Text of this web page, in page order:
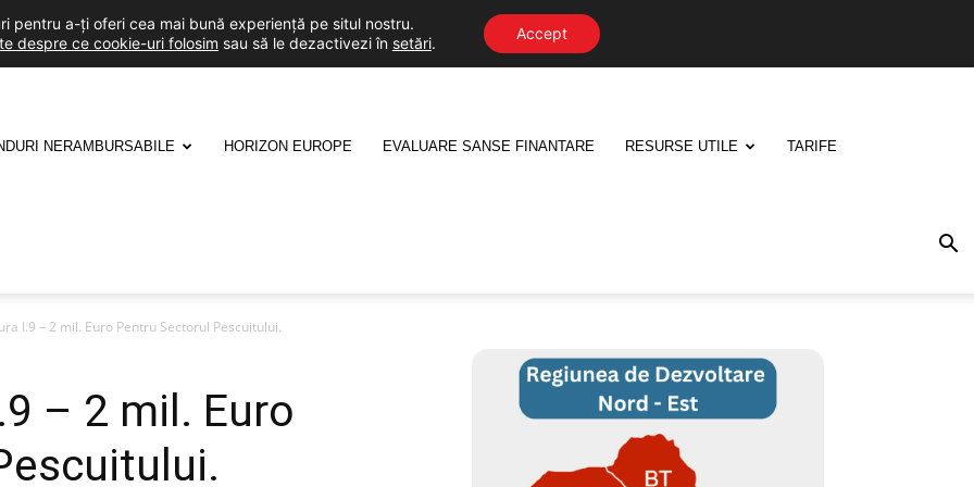
NERAMBURSABILE HORIZON EUROPE EVALUARE SANSE FINANTARE RESURSE UTILE TARIFE
I.9 – 2 mil. Euro Pentru Sectorul Pescuitului.
– 2 mil. Euro
pentru a-ți oferi cea mai bună experiență pe situl nostru.
despre ce cookie-uri folosim sau să le dezactivezi în setări.
Accept